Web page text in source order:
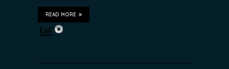
READ MORE